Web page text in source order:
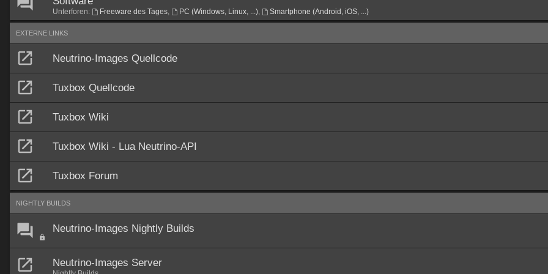
Unterforen: Freeware des Tages, PC (Windows, Linux, ...), Smartphone (Android, iOS, ...)
EXTERNE LINKS
Neutrino-Images Quellcode
Tuxbox Quellcode
Tuxbox Wiki
Tuxbox Wiki - Lua Neutrino-API
Tuxbox Forum
NIGHTLY BUILDS
Neutrino-Images Nightly Builds
Neutrino-Images Server